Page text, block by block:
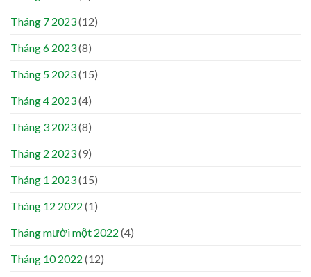
Tháng 7 2023(12)
Tháng 6 2023(8)
Tháng 5 2023(15)
Tháng 4 2023(4)
Tháng 3 2023(8)
Tháng 2 2023(9)
Tháng 1 2023(15)
Tháng 12 2022 (1)
Tháng mười một 2022 (4)
Tháng 10 2022 (12)